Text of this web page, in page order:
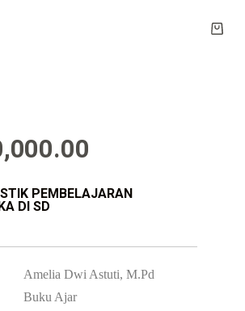
PEMBELAJARAN
DI SD
Amelia Dwi Astuti, M.Pd
Buku Ajar